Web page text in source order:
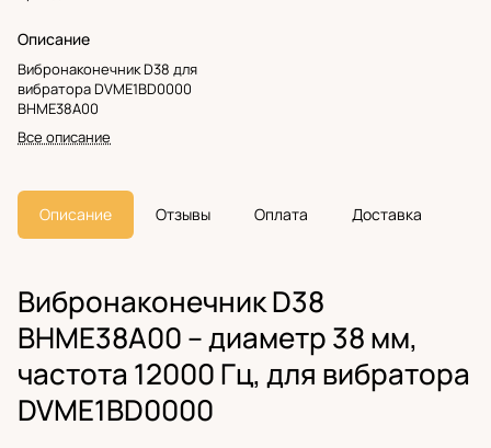
Описание
Вибронаконечник D38 для
вибратора DVME1BD0000
BHME38A00
Все описание
Описание Отзывы Оплата Доставка
Вибронаконечник D38
BHME38A00 – диаметр 38 мм,
частота 12000 Гц, для вибратора
DVME1BD0000